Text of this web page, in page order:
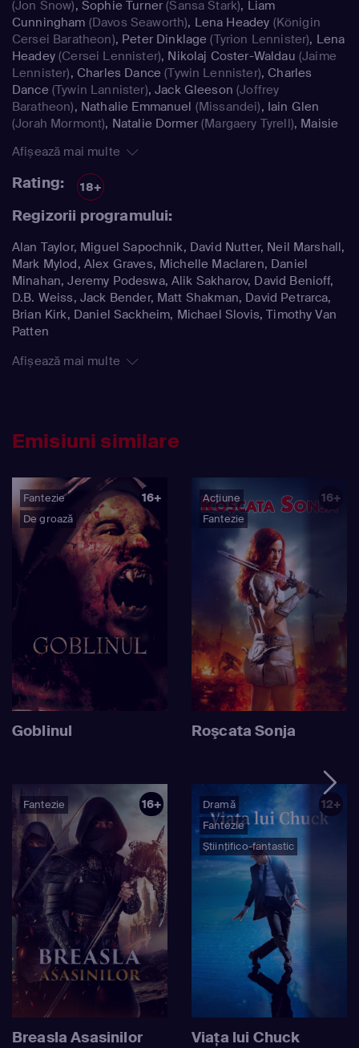
(Jon Snow), Sophie Turner (Sansa Stark), Liam
Cunningham (Davos Seaworth), Lena Headey (Königin
Cersei Baratheon), Peter Dinklage (Tyrion Lennister), Lena
Headey(Cersei Lennister), Nikolaj Coster-Waldau (Jaime
Lennister), Charles Dance (Tywin Lennister),Charles
Dance (Tywin Lannister),Jack Gleeson (Joffrey
Baratheon), Nathalie Emmanuel (Missandei), Iain Glen
(Jorah Mormont), Natalie Dormer(Margaery Tyrell), Maisie
Afișează mai multe
Rating: 18+
Regizorii programului:
Alan Taylor, Miguel Sapochnik, David Nutter, Neil Marshall,
Mark Mylod, Alex Graves, Michelle Maclaren, Daniel
Minahan, Jeremy Podeswa, Alik Sakharov, David Benioff,
D.B. Weiss, Jack Bender, Matt Shakman, David Petrarca,
Brian Kirk, Daniel Sackheim, Michael Slovis, Timothy Van
Patten
Afișează mai multe
Emisiuni similare
Fantezie
De groază
16+
Goblinul
Acțiune
Fantezie
16+
Roşcata Sonja
Fantezie 16+
Breasla Asasinilor
Dramă
Fantezie
Științifico-fantastic
12+
Viața lui Chuck